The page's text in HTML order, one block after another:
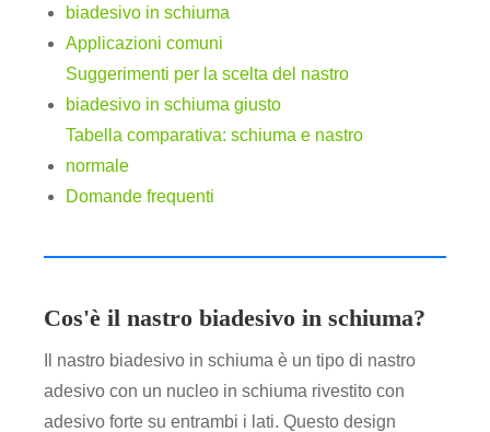
biadesivo in schiuma
Applicazioni comuni
Suggerimenti per la scelta del nastro
biadesivo in schiuma giusto
Tabella comparativa: schiuma e nastro
normale
Domande frequenti
Cos'è il nastro biadesivo in schiuma?
Il nastro biadesivo in schiuma è un tipo di nastro
adesivo con un nucleo in schiuma rivestito con
adesivo forte su entrambi i lati. Questo design